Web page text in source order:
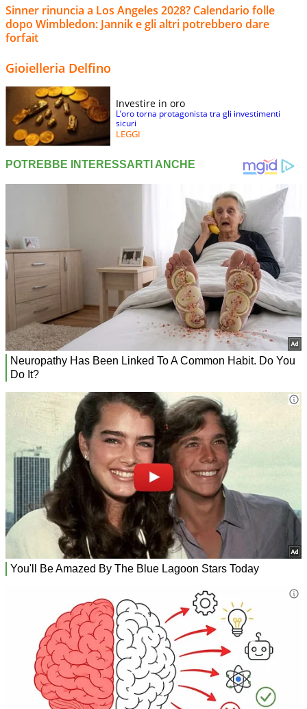
Sinner rinuncia a Los Angeles 2028? Calendario folle
dopo Wimbledon: Jannik e gli altri potrebbero dare
forfait
Gioielleria Delfino
Investire in oro
L’oro torna protagonista tra gli investimenti
sicuri
LEGGI